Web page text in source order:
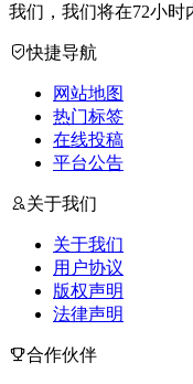
我们，我们将在72小时
快捷导航
网站地图
热门标签
在线投稿
平台公告
关于我们
关于我们
用户协议
版权声明
法律声明
合作伙伴